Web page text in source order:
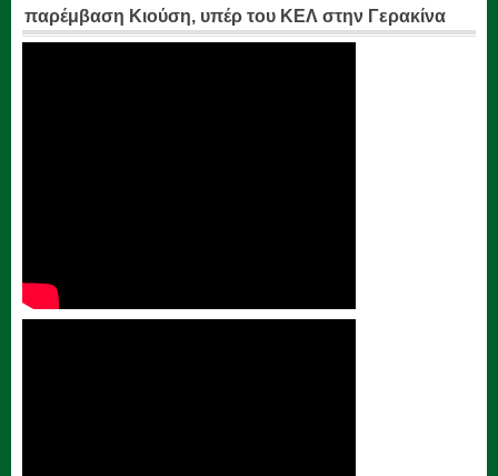
παρέμβαση Κιούση, υπέρ του ΚΕΛ στην Γερακίνα